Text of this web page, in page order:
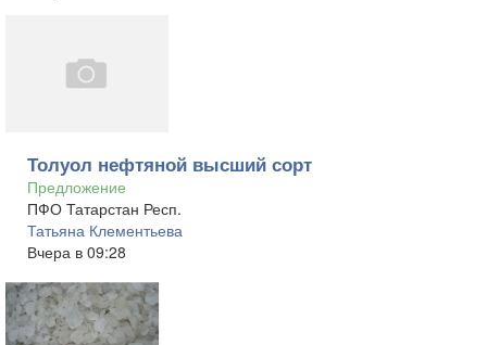
Толуол нефтяной высший сорт
Предложение
ПФО Татарстан Респ.
Татьяна Клементьева
Вчера в 09:28